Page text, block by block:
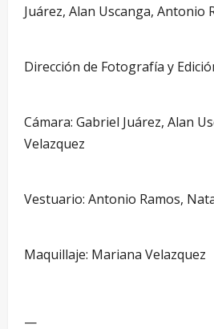
Juárez, Alan Uscanga, Antonio
Dirección de Fotografía y
Cámara: Gabriel Juárez, Alan
Velazquez
Vestuario: Antonio Ramos,
Maquillaje: Mariana Velazquez
—